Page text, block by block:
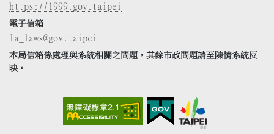
https://1999.gov.taipei
電子信箱
la_laws@gov.taipei
本局信箱係處理與系統相關之問題，其餘市政問題請至陳情系統反
映。